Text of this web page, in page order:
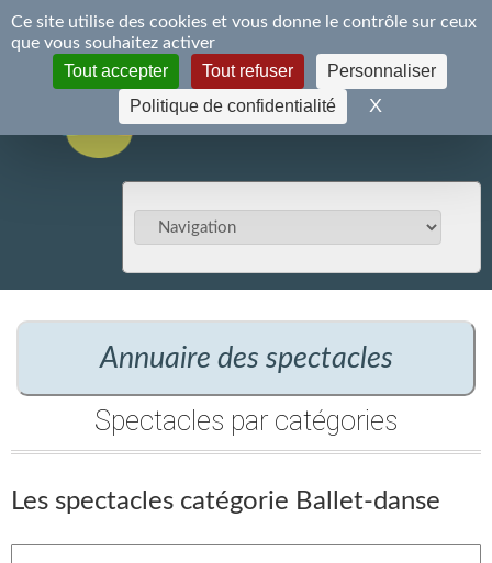
S'inscrire Se connecter
Annuaire des spectacles
Spectacles par catégories
Les spectacles catégorie Ballet-danse
Panneau de gestion des cookies
Ce site utilise des cookies et vous donne le contrôle sur ceux
que vous souhaitez activer
Tout accepter Tout refuser
Personnaliser
Politique de confidentialité
XMasquer le